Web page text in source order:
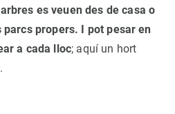
es veuen des de casa o
propers. I pot pesar en
a cada lloc; aquí un hort